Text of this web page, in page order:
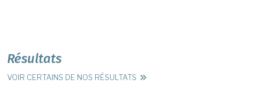
Résultats
VOIR CERTAINS DE NOS RÉSULTATS